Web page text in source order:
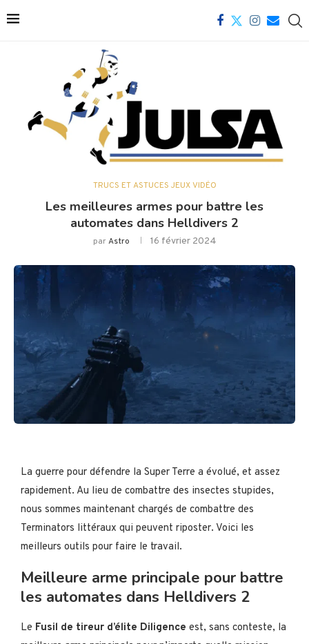
TRUCS ET ASTUCES JEUX VIDÉO
Les meilleures armes pour battre les
automates dans Helldivers 2
parAstro 16 février 2024
La guerre pour défendre la Super Terre a évolué, et assez
rapidement. Au lieu de combattre des insectes stupides,
nous sommes maintenant chargés de combattre des
Terminators littéraux qui peuvent riposter. Voici les
meilleurs outils pour faire le travail.
Meilleure arme principale pour battre
les automates dans Helldivers 2
Le Fusil de tireur d’élite Diligence est, sans conteste, la